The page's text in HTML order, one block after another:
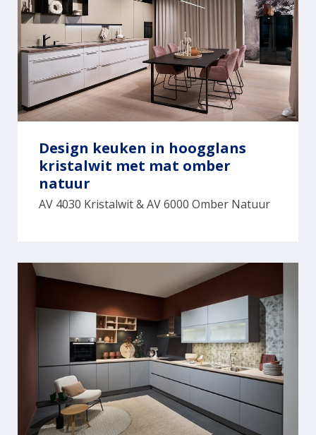
Design keuken in hoogglans
kristalwit met mat omber
natuur
AV 4030 Kristalwit & AV 6000 Omber Natuur